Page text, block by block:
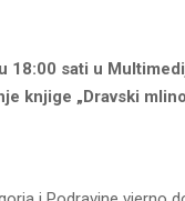
18:00 sati u
knjige „Dravski